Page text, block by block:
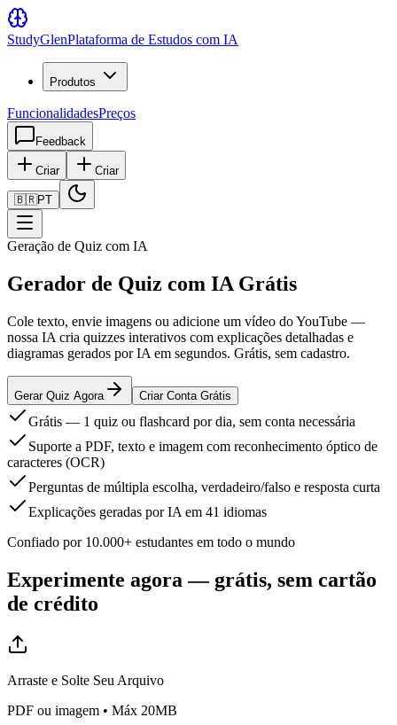
StudyGlenPlataforma de Estudos com IA
Produtos
FuncionalidadesPreços
Feedback
Criar Criar
🇧🇷PT
Geração de Quiz com IA
Gerador de Quiz com IA Grátis
Cole texto, envie imagens ou adicione um vídeo do YouTube —
nossa IA cria quizzes interativos com explicações detalhadas e
diagramas gerados por IA em segundos. Grátis, sem cadastro.
Gerar Quiz Agora Criar Conta Grátis
Grátis — 1 quiz ou flashcard por dia, sem conta necessária
Suporte a PDF, texto e imagem com reconhecimento óptico de
caracteres (OCR)
Perguntas de múltipla escolha, verdadeiro/falso e resposta curta
Explicações geradas por IA em 41 idiomas
Confiado por 10.000+ estudantes em todo o mundo
Experimente agora — grátis, sem cartão
de crédito
Arraste e Solte Seu Arquivo
PDF ou imagem • Máx 20MB